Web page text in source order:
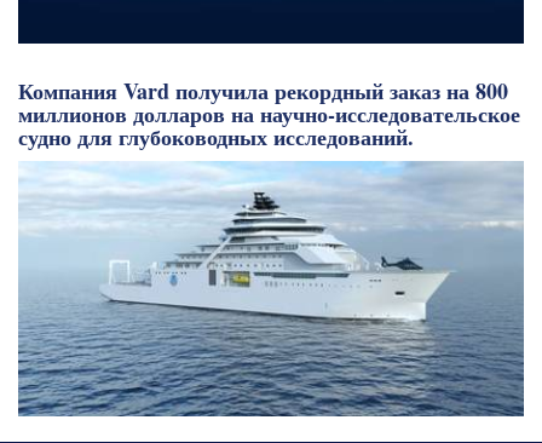
Компания Vard получила рекордный заказ на 800
миллионов долларов на научно-исследовательское
судно для глубоководных исследований.